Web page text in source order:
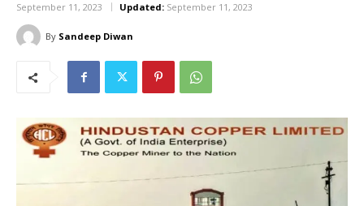
September 11, 2023 Updated: September 11, 2023
By Sandeep Diwan